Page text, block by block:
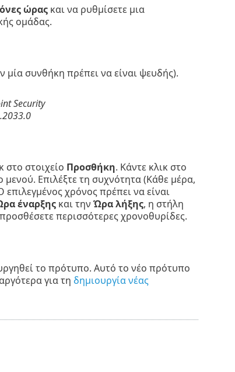
ώραςκαι να ρυθμίσετε μια
ομάδας.
μία συνθήκη πρέπει να είναι ψευδής).
Security
στοιχείο Προσθήκη. Κάντε κλικ στο
Επιλέξτε τη συχνότητα (Κάθε μέρα,
χρόνος πρέπει να είναι
έναρξηςκαι την Ώρα λήξης, η στήλη
περισσότερες χρονοθυρίδες.
το πρότυπο. Αυτό το νέο πρότυπο
για τη δημιουργία νέας